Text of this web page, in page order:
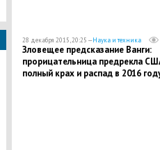
28 декабря 2015, 20:25 —Наука и техника
Зловещее предсказание Ванги:
прорицательница предрекла
полный крах и распад в 2016